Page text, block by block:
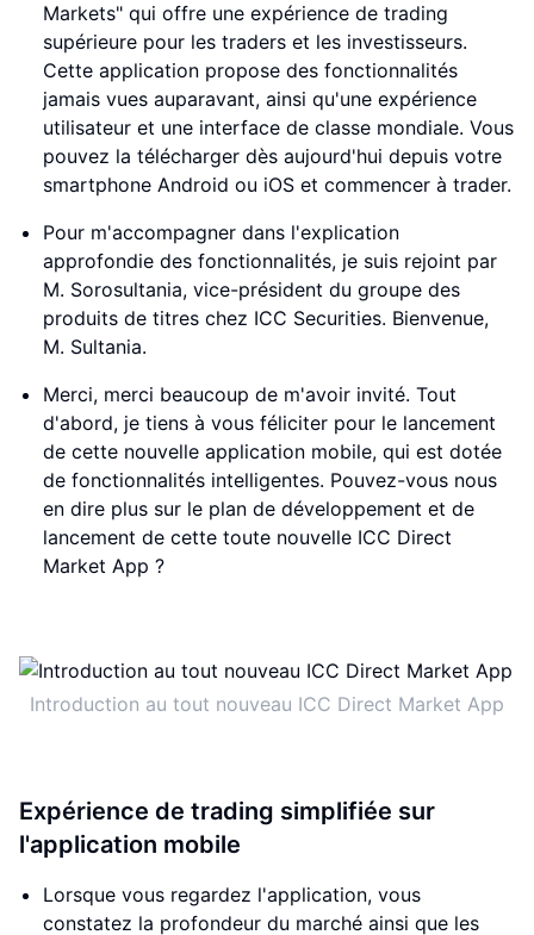
Markets" qui offre une expérience de trading
supérieure pour les traders et les investisseurs.
Cette application propose des fonctionnalités
jamais vues auparavant, ainsi qu'une expérience
utilisateur et une interface de classe mondiale. Vous
pouvez la télécharger dès aujourd'hui depuis votre
smartphone Android ou iOS et commencer à trader.
Pour m'accompagner dans l'explication
approfondie des fonctionnalités, je suis rejoint par
M. Sorosultania, vice-président du groupe des
produits de titres chez ICC Securities. Bienvenue,
M. Sultania.
Merci, merci beaucoup de m'avoir invité. Tout
d'abord, je tiens à vous féliciter pour le lancement
de cette nouvelle application mobile, qui est dotée
de fonctionnalités intelligentes. Pouvez-vous nous
en dire plus sur le plan de développement et de
lancement de cette toute nouvelle ICC Direct
Market App ?
Introduction au tout nouveau ICC Direct Market App
Expérience de trading simplifiée sur
l'application mobile
Lorsque vous regardez l'application, vous
constatez la profondeur du marché ainsi que les